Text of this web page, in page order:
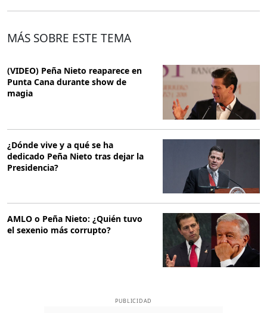
MÁS SOBRE ESTE TEMA
(VIDEO) Peña Nieto reaparece en
Punta Cana durante show de
magia
¿Dónde vive y a qué se ha
dedicado Peña Nieto tras dejar la
Presidencia?
AMLO o Peña Nieto: ¿Quién tuvo
el sexenio más corrupto?
PUBLICIDAD